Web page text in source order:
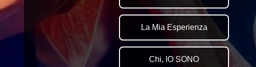
La Mia Esperienza
Chi, IO SONO